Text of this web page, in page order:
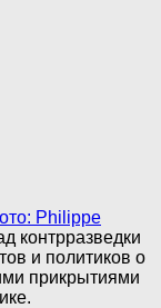
Philippe
контрразведки
и политиков о
прикрытиями